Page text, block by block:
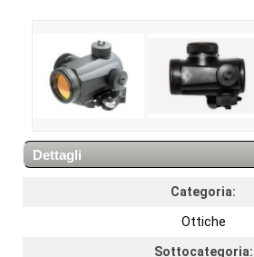
Dettagli
Categoria:
Ottiche
Sottocategoria: